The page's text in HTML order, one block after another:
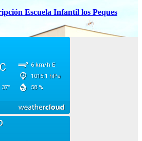
Escuela Infantil los Peques